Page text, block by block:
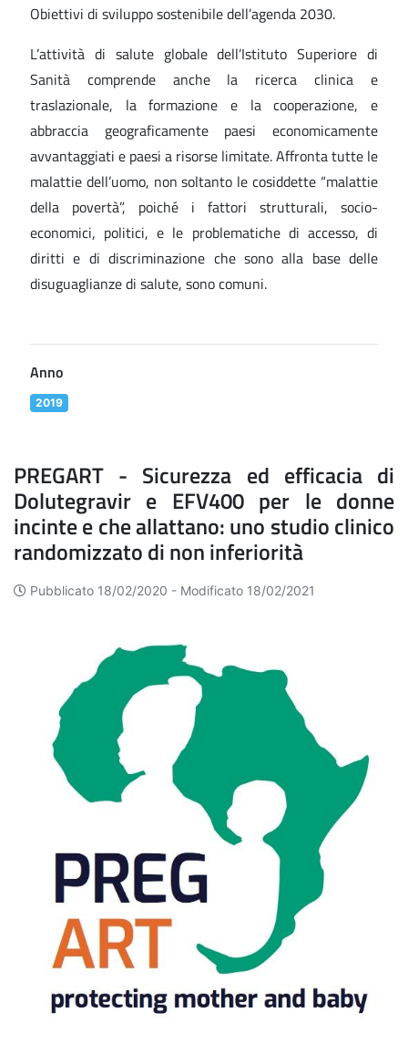
Obiettivi di sviluppo sostenibile dell’agenda 2030.
L’attività di salute globale dell’Istituto Superiore di
Sanità comprende anche la ricerca clinica e
traslazionale, la formazione e la cooperazione, e
abbraccia geograficamente paesi economicamente
avvantaggiati e paesi a risorse limitate. Affronta tutte le
malattie dell’uomo, non soltanto le cosiddette “malattie
della povertà”, poiché i fattori strutturali, socio-
economici, politici, e le problematiche di accesso, di
diritti e di discriminazione che sono alla base delle
disuguaglianze di salute, sono comuni.
Anno
2019
PREGART - Sicurezza ed efficacia di
Dolutegravir e EFV400 per le donne
incinte e che allattano: uno studio clinico
randomizzato di non inferiorità
Pubblicato 18/02/2020 - Modificato 18/02/2021